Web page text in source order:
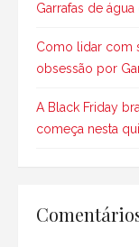
Garrafas de
Como lidar com
obsessão por
A Black Friday
começa nesta